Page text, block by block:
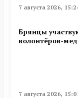
7 августа 2026,
Брянцы
волонтёров-
7 августа 2026,